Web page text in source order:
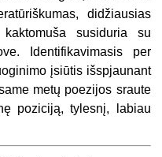
didžiausias
susiduria su
Identifikavimasis per
įsiūtis išspjaunant
metų poezijos sraute
poziciją, tylesnį, labiau